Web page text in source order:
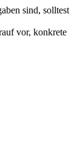
sind, solltest
vor, konkrete